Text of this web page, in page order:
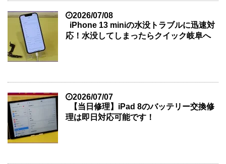
2026/07/08
iPhone 13 miniの水没トラブルに迅速対
応！水没してしまったらクイック岐阜へ
2026/07/07
【当日修理】iPad 8のバッテリー交換修
理は即日対応可能です！